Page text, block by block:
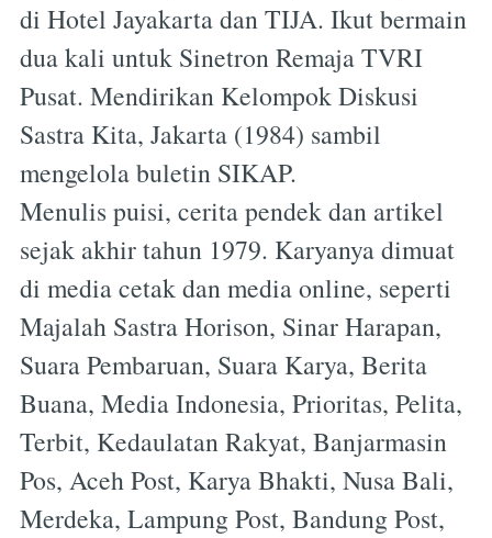
di Hotel Jayakarta dan TIJA. Ikut bermain
dua kali untuk Sinetron Remaja TVRI
Pusat. Mendirikan Kelompok Diskusi
Sastra Kita, Jakarta (1984) sambil
mengelola buletin SIKAP.
Menulis puisi, cerita pendek dan artikel
sejak akhir tahun 1979. Karyanya dimuat
di media cetak dan media online, seperti
Majalah Sastra Horison, Sinar Harapan,
Suara Pembaruan, Suara Karya, Berita
Buana, Media Indonesia, Prioritas, Pelita,
Terbit, Kedaulatan Rakyat, Banjarmasin
Pos, Aceh Post, Karya Bhakti, Nusa Bali,
Merdeka, Lampung Post, Bandung Post,